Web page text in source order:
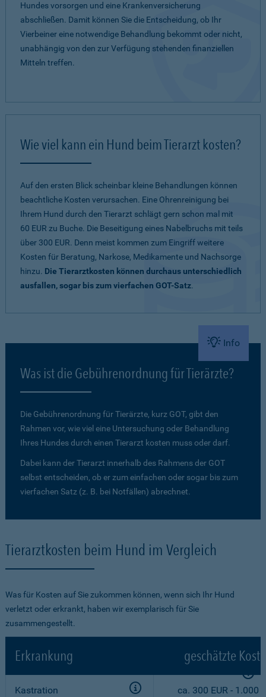
Hundes vorsorgen und eine Krankenversicherung
abschließen. Damit können Sie die Entscheidung, ob Ihr
Vierbeiner eine notwendige Behandlung bekommt oder nicht,
unabhängig von den zur Verfügung stehenden finanziellen
Mitteln treffen.
Wie viel kann ein Hund beim Tierarzt kosten?
Auf den ersten Blick scheinbar kleine Behandlungen können
beachtliche Kosten verursachen. Eine Ohrenreinigung bei
Ihrem Hund durch den Tierarzt schlägt gern schon mal mit
60 EUR zu Buche. Die Beseitigung eines Nabelbruchs mit teils
über 300 EUR. Denn meist kommen zum Eingriff weitere
Kosten für Beratung, Narkose, Medikamente und Nachsorge
hinzu. Die Tierarztkosten können durchaus unterschiedlich
ausfallen, sogar bis zum vierfachen GOT-Satz.
Info
Was ist die Gebührenordnung für Tierärzte?
Die Gebührenordnung für Tierärzte, kurz GOT, gibt den
Rahmen vor, wie viel eine Untersuchung oder Behandlung
Ihres Hundes durch einen Tierarzt kosten muss oder darf.
Dabei kann der Tierarzt innerhalb des Rahmens der GOT
selbst entscheiden, ob er zum einfachen oder sogar bis zum
vierfachen Satz (z. B. bei Notfällen) abrechnet.
Tierarztkosten beim Hund im Vergleich
Was für Kosten auf Sie zukommen können, wenn sich Ihr Hund
verletzt oder erkrankt, haben wir exemplarisch für Sie
zusammengestellt.
Erkrankung geschätzte
Kastration ca. 300 EUR - 1.000